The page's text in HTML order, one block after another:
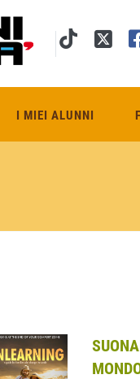
I MIEI ALUNNI